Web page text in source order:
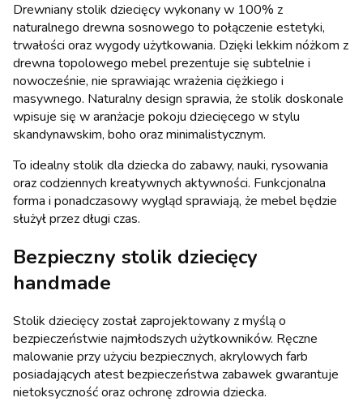
Drewniany stolik dziecięcy wykonany w 100% z
naturalnego drewna sosnowego to połączenie estetyki,
trwałości oraz wygody użytkowania. Dzięki lekkim nóżkom z
drewna topolowego mebel prezentuje się subtelnie i
nowocześnie, nie sprawiając wrażenia ciężkiego i
masywnego. Naturalny design sprawia, że stolik doskonale
wpisuje się w aranżacje pokoju dziecięcego w stylu
skandynawskim, boho oraz minimalistycznym.
To idealny stolik dla dziecka do zabawy, nauki, rysowania
oraz codziennych kreatywnych aktywności. Funkcjonalna
forma i ponadczasowy wygląd sprawiają, że mebel będzie
służył przez długi czas.
Bezpieczny stolik dziecięcy
handmade
Stolik dziecięcy został zaprojektowany z myślą o
bezpieczeństwie najmłodszych użytkowników. Ręczne
malowanie przy użyciu bezpiecznych, akrylowych farb
posiadających atest bezpieczeństwa zabawek gwarantuje
nietoksyczność oraz ochronę zdrowia dziecka.